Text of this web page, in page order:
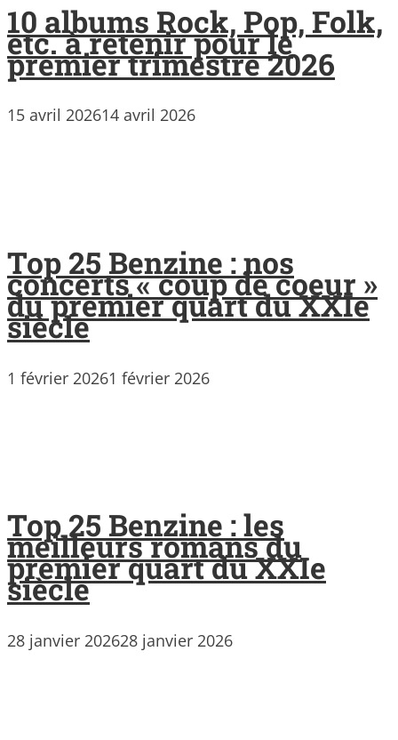
10 albums Rock, Pop, Folk,
etc. à retenir pour le
premier trimestre 2026
15 avril 202614 avril 2026
Top 25 Benzine : nos
concerts « coup de coeur »
du premier quart du XXIe
siècle
1 février 20261 février 2026
Top 25 Benzine : les
meilleurs romans du
premier quart du XXIe
siècle
28 janvier 202628 janvier 2026